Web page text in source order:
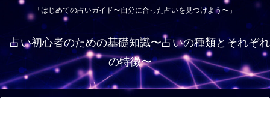
「はじめての占いガイド〜自分に合った占いを見つけよう〜」
占い初心者のための基礎知識〜占いの種類とそれぞれ
の特徴〜